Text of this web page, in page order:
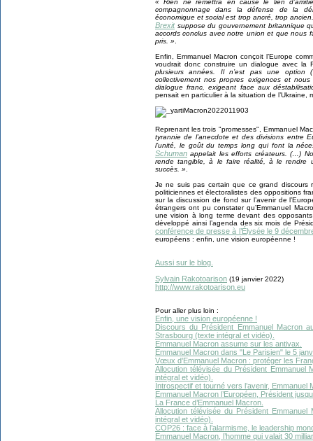
compagnonnage dans la défense de la
économique et social est trop ancré, trop
Brexitsuppose du gouvernement britannique
accords conclus avec notre union et que nous
pris. »
Enfin, Emmanuel Macron conçoit l’Europe
voudrait donc construire un dialogue avec la
plusieurs années. Il n’est pas une option
collectivement nos propres exigences et
dialogue franc, exigeant face aux
pensait en particulier à la situation de l’Ukraine,
Reprenant les trois "promesses", Emmanuel
tyrannie de l’anecdote et des divisions entre
l’unité, le goût du temps long qui font la
Schuman appelait les efforts créateurs. (…)
rende tangible, à le faire réalité, à le rendre
succès. »
Je ne suis pas certain que ce grand discours
politiciennes et électoralistes des oppositions
sur la discussion de fond sur l’avenir de
étrangers ont pu constater qu’Emmanuel
une vision à long terme devant des
développé ainsi l’agenda des six mois de
conférence de presse à l’Élysée le 9
européens : enfin, une vision européenne !
Aussi sur le blog.
Sylvain Rakotoarison (19 janvier 2022)
http://www.rakotoarison.eu
Pour aller plus loin :
Enfin, une vision européenne !
Discours du Président Emmanuel Macron
Strasbourg (texte intégral et vidéo).
Emmanuel Macron assume sur les antivax.
Emmanuel Macron dans "Le Parisien" le 5
Vœux d’Emmanuel Macron : protéger les
Allocution télévisée du Président
intégral et vidéo).
Introspectif et tourné vers l’avenir, Emmanuel
Emmanuel Macron l’Européen, Président
La France d’Emmanuel Macron.
Allocution télévisée du Président
intégral et vidéo).
COP26 : face à l’alarmisme, le leadership
Emmanuel Macron, l’homme qui valait 30